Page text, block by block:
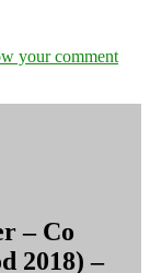
your comment
– Co
2018) –